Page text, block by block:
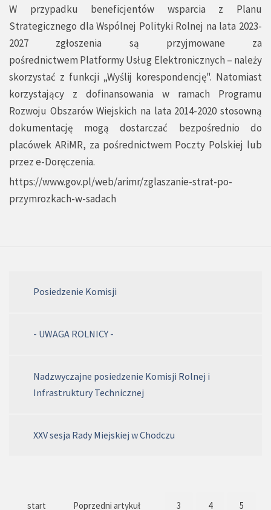
W przypadku beneficjentów wsparcia z Planu
Strategicznego dla Wspólnej Polityki Rolnej na lata 2023-
2027 zgłoszenia są przyjmowane za
pośrednictwem Platformy Usług Elektronicznych – należy
skorzystać z funkcji „Wyślij korespondencję". Natomiast
korzystający z dofinansowania w ramach Programu
Rozwoju Obszarów Wiejskich na lata 2014-2020 stosowną
dokumentację mogą dostarczać bezpośrednio do
placówek ARiMR, za pośrednictwem Poczty Polskiej lub
przez e-Doręczenia.
https://www.gov.pl/web/arimr/zglaszanie-strat-po-
przymrozkach-w-sadach
Posiedzenie Komisji
- UWAGA ROLNICY -
Nadzwyczajne posiedzenie Komisji Rolnej i
Infrastruktury Technicznej
XXV sesja Rady Miejskiej w Chodczu
start Poprzedni artykuł 3 4 5